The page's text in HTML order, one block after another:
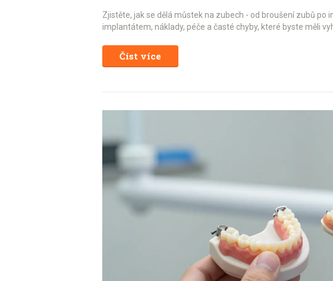
Zjistěte, jak se dělá můstek na zubech - od broušení zubů po
implantátem, náklady, péče a časté chyby, které byste měli
Číst více